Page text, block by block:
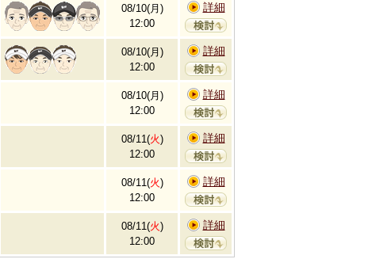
08/10(月)
12:00
詳細
08/10(月)
12:00
詳細
08/10(月)
12:00
詳細
08/11(火)
12:00
詳細
08/11(火)
12:00
詳細
08/11(火)
12:00
詳細